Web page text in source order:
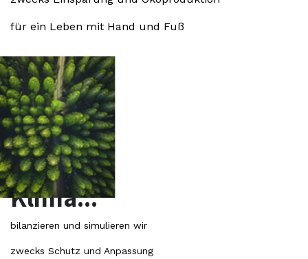
für ein Leben mit Hand und Fuß
Klima...
bilanzieren und simulieren wir
zwecks Schutz und Anpassung